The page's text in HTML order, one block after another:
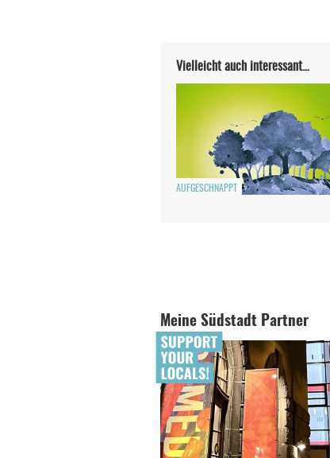
Vielleicht auch interessant…
AUFGESCHNAPPT
Meine Südstadt Partner